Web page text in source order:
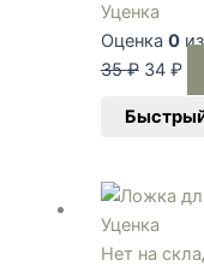
Уценка
Оценка 0
35₽ 34 ₽
Нет на